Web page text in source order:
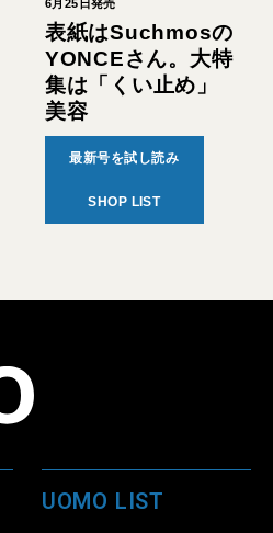
6月25日発売
表紙はSuchmosの
YONCEさん。大特
集は「くい止め」
美容
最新号を試し読み
SHOP LIST
UOMO LIST